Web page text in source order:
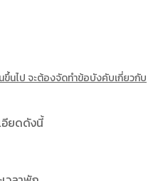
นไป จะต้องจัดทำข้อบังคับเกี่ยวกับ
อียดดังนี้